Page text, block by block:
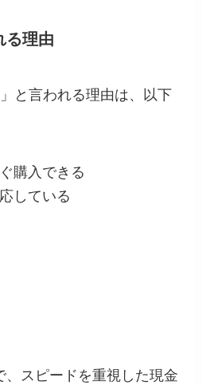
る理由
と言われる理由は、以下
購入できる
している
、スピードを重視した現金